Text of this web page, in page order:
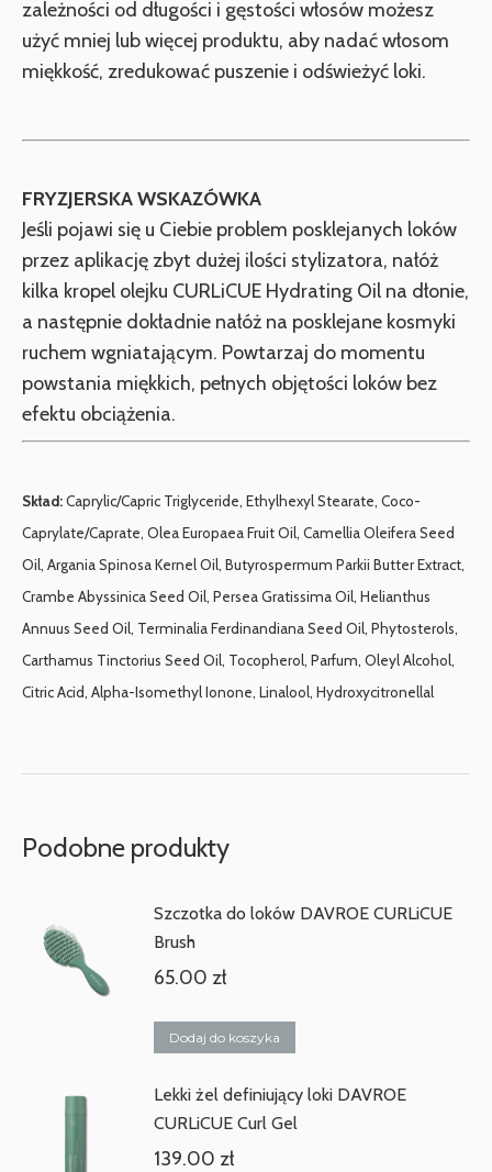
zależności od długości i gęstości włosów możesz
użyć mniej lub więcej produktu, aby nadać włosom
miękkość, zredukować puszenie i odświeżyć loki.
FRYZJERSKA WSKAZÓWKA
Jeśli pojawi się u Ciebie problem posklejanych loków
przez aplikację zbyt dużej ilości stylizatora, nałóż
kilka kropel olejku CURLiCUE Hydrating Oil na dłonie,
a następnie dokładnie nałóż na posklejane kosmyki
ruchem wgniatającym. Powtarzaj do momentu
powstania miękkich, pełnych objętości loków bez
efektu obciążenia.
Skład:Caprylic/Capric Triglyceride, Ethylhexyl Stearate, Coco-
Caprylate/Caprate, Olea Europaea Fruit Oil, Camellia Oleifera Seed
Oil, Argania Spinosa Kernel Oil, Butyrospermum Parkii Butter Extract,
Crambe Abyssinica Seed Oil, Persea Gratissima Oil, Helianthus
Annuus Seed Oil, Terminalia Ferdinandiana Seed Oil, Phytosterols,
Carthamus Tinctorius Seed Oil, Tocopherol, Parfum, Oleyl Alcohol,
Citric Acid, Alpha-Isomethyl Ionone, Linalool, Hydroxycitronellal
Podobne produkty
Szczotka do loków DAVROE CURLiCUE
Brush
65.00 zł
Dodaj do koszyka
Lekki żel definiujący loki DAVROE
CURLiCUE Curl Gel
139.00 zł